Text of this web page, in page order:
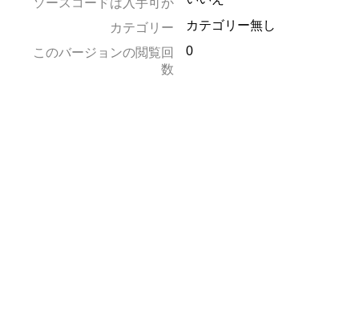
ソースコードは入手可か
カテゴリー
カテゴリー無し
このバージョンの閲覧回
数
0